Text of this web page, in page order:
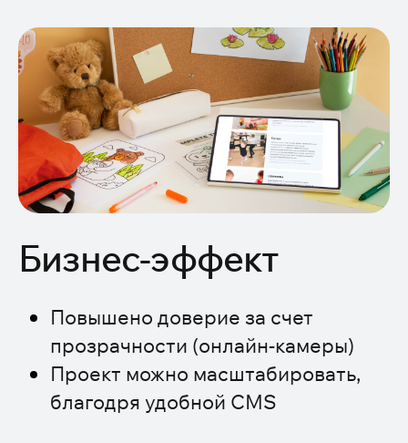
Бизнес-эффект
Повышено доверие за счет
прозрачности (онлайн-камеры)
Проект можно масштабировать,
благодря удобной CMS